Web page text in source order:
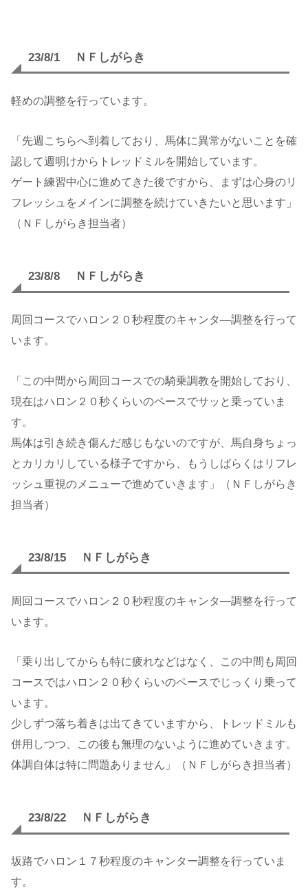
23/8/1 ＮＦしがらき
軽めの調整を行っています。
「先週こちらへ到着しており、馬体に異常がないことを確
認して週明けからトレッドミルを開始しています。
ゲート練習中心に進めてきた後ですから、まずは心身のリ
フレッシュをメインに調整を続けていきたいと思います」
（ＮＦしがらき担当者）
23/8/8 ＮＦしがらき
周回コースでハロン２０秒程度のキャンタ―調整を行って
います。
「この中間から周回コースでの騎乗調教を開始しており、
現在はハロン２０秒くらいのペースでサッと乗っていま
す。
馬体は引き続き傷んだ感じもないのですが、馬自身ちょっ
とカリカリしている様子ですから、もうしばらくはリフレ
ッシュ重視のメニューで進めていきます」（ＮＦしがらき
担当者）
23/8/15 ＮＦしがらき
周回コースでハロン２０秒程度のキャンタ―調整を行って
います。
「乗り出してからも特に疲れなどはなく、この中間も周回
コースではハロン２０秒くらいのペースでじっくり乗って
います。
少しずつ落ち着きは出てきていますから、トレッドミルも
併用しつつ、この後も無理のないように進めていきます。
体調自体は特に問題ありません」（ＮＦしがらき担当者）
23/8/22 ＮＦしがらき
坂路でハロン１７秒程度のキャンター調整を行っていま
す。